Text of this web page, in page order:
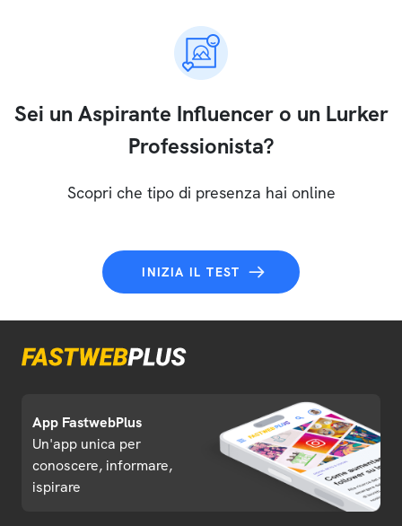
Sei un Aspirante Influencer o un Lurker
Professionista?
Scopri che tipo di presenza hai online
INIZIA IL TEST
App FastwebPlus
Un'app unica per
conoscere, informare,
ispirare